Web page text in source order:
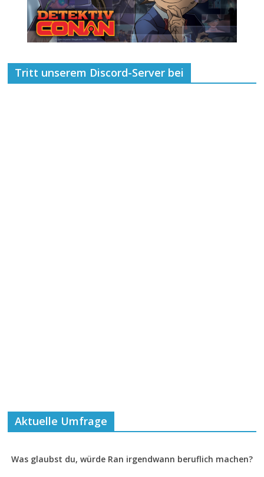
Tritt unserem Discord-Server bei
Aktuelle Umfrage
Was glaubst du, würde Ran irgendwann beruflich machen?